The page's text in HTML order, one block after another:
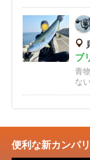
ブ
青
な
便利な新カンパ